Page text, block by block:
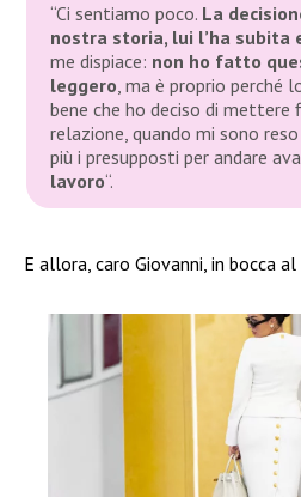
“Ci sentiamo poco. La
nostra storia, lui l’ha
me dispiace: non ho fatto
leggero, ma è proprio perché
bene che ho deciso di
relazione, quando mi sono
più i presupposti per andare
lavoro“.
E allora, caro Giovanni, in bocca